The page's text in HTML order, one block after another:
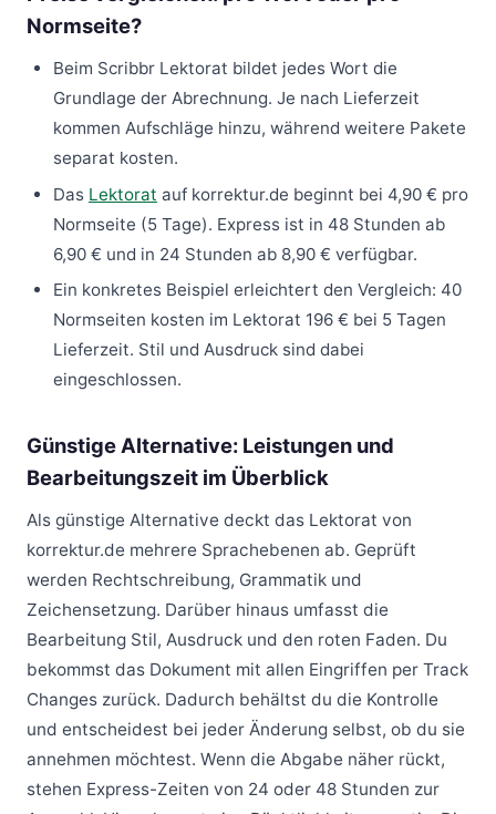
Normseite?
Beim Scribbr Lektorat bildet jedes Wort die
Grundlage der Abrechnung. Je nach Lieferzeit
kommen Aufschläge hinzu, während weitere Pakete
separat kosten.
Das Lektorat auf korrektur.de beginnt bei 4,90 € pro
Normseite (5 Tage). Express ist in 48 Stunden ab
6,90 € und in 24 Stunden ab 8,90 € verfügbar.
Ein konkretes Beispiel erleichtert den Vergleich: 40
Normseiten kosten im Lektorat 196 € bei 5 Tagen
Lieferzeit. Stil und Ausdruck sind dabei
eingeschlossen.
Günstige Alternative: Leistungen und
Bearbeitungszeit im Überblick
Als günstige Alternative deckt das Lektorat von
korrektur.de mehrere Sprachebenen ab. Geprüft
werden Rechtschreibung, Grammatik und
Zeichensetzung. Darüber hinaus umfasst die
Bearbeitung Stil, Ausdruck und den roten Faden. Du
bekommst das Dokument mit allen Eingriffen per Track
Changes zurück. Dadurch behältst du die Kontrolle
und entscheidest bei jeder Änderung selbst, ob du sie
annehmen möchtest. Wenn die Abgabe näher rückt,
stehen Express-Zeiten von 24 oder 48 Stunden zur